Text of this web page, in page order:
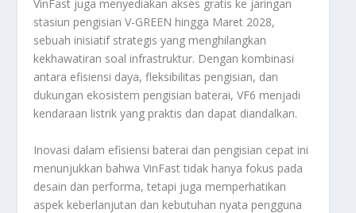
VinFast juga menyediakan akses gratis ke jaringan
stasiun pengisian V-GREEN hingga Maret 2028,
sebuah inisiatif strategis yang menghilangkan
kekhawatiran soal infrastruktur. Dengan kombinasi
antara efisiensi daya, fleksibilitas pengisian, dan
dukungan ekosistem pengisian baterai, VF6 menjadi
kendaraan listrik yang praktis dan dapat diandalkan.
Inovasi dalam efisiensi baterai dan pengisian cepat ini
menunjukkan bahwa VinFast tidak hanya fokus pada
desain dan performa, tetapi juga memperhatikan
aspek keberlanjutan dan kebutuhan nyata pengguna